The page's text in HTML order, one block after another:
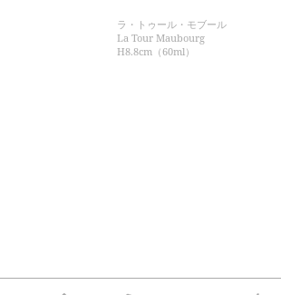
ラ・トゥール・モブール
La Tour Maubourg
H8.8cm（60ml）